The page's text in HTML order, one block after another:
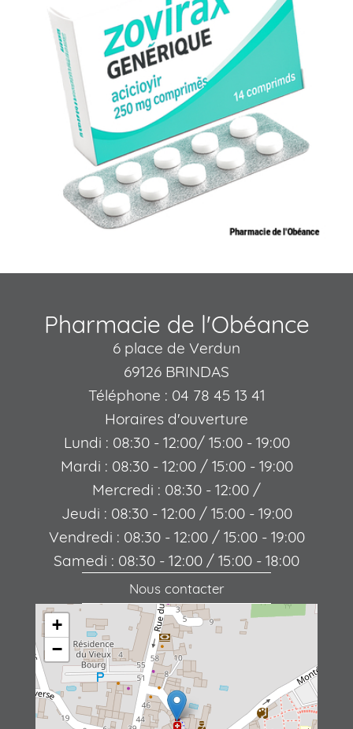
+
−
Pharmacie de l'Obéance
6 place de Verdun
69126 BRINDAS
Téléphone : 04 78 45 13 41
Horaires d'ouverture
Lundi : 08:30 - 12:00/ 15:00 - 19:00
Mardi : 08:30 - 12:00 / 15:00 - 19:00
Mercredi : 08:30 - 12:00 /
Jeudi : 08:30 - 12:00 / 15:00 - 19:00
Vendredi : 08:30 - 12:00 / 15:00 - 19:00
Samedi : 08:30 - 12:00 / 15:00 - 18:00
Nous contacter